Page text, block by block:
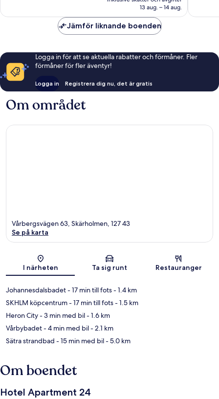
644 kr
13 aug. – 14 aug.
Jämför liknande boenden
Logga in för att se aktuella rabatter och förmåner. Fler
förmåner för fler äventyr!
Logga in Registrera dig nu, det är gratis
Om området
Karta
Vårbergsvägen 63, Skärholmen, 127 43
Se på karta
I närheten Ta sig runt Restauranger
Johannesdalsbadet- 17 min till fots- 1.4 km
SKHLM köpcentrum- 17 min till fots- 1.5 km
Heron City- 3 min med bil- 1.6 km
Vårbybadet- 4 min med bil- 2.1 km
Sätra strandbad - 15 min med bil- 5.0 km
Om boendet
Hotel Apartment 24